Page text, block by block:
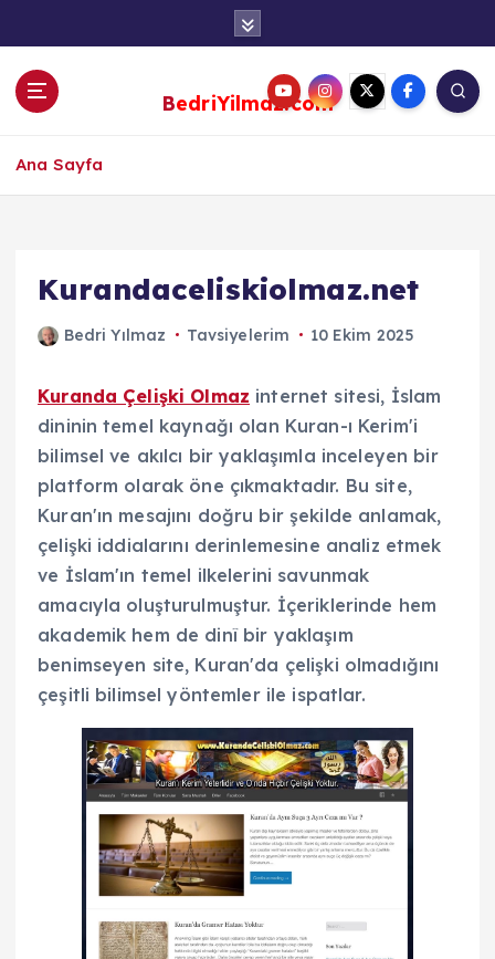
BedriYilmaz.com
Ana Sayfa
Kurandaceliskiolmaz.net
Bedri Yılmaz Tavsiyelerim 10 Ekim 2025
Kuranda Çelişki Olmaz internet sitesi, İslam
dininin temel kaynağı olan Kuran-ı Kerim'i
bilimsel ve akılcı bir yaklaşımla inceleyen bir
platform olarak öne çıkmaktadır. Bu site,
Kuran'ın mesajını doğru bir şekilde anlamak,
çelişki iddialarını derinlemesine analiz etmek
ve İslam'ın temel ilkelerini savunmak
amacıyla oluşturulmuştur. İçeriklerinde hem
akademik hem de dinî bir yaklaşım
benimseyen site, Kuran'da çelişki olmadığını
çeşitli bilimsel yöntemler ile ispatlar.